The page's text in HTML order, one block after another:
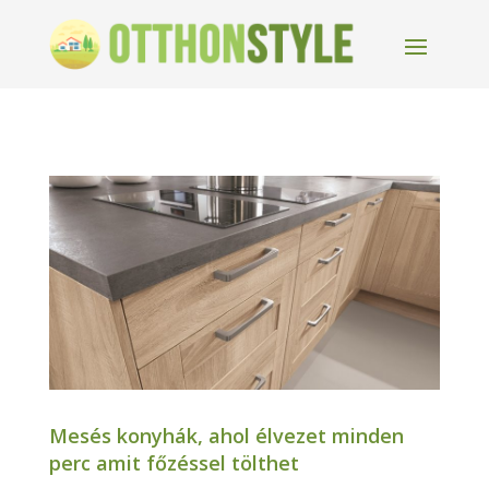
Mesés konyhák, ahol élvezet minden
perc amit főzéssel tölthet